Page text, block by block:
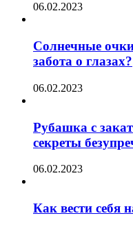
06.02.2023
Солнечные
забота о глазах?
06.02.2023
Рубашка с
секреты
06.02.2023
Как вести себя